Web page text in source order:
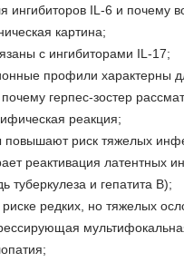
ингибиторов IL-6 и почему
картина;
с ингибиторами IL-17;
профили характерны
герпес-зостер
реакция;
повышают риск тяжелых
реактивация латентных
туберкулеза и гепатита B);
риске редких, но тяжелых